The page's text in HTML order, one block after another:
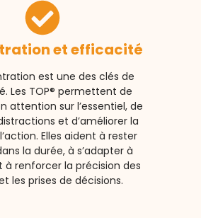
et efficacité
est une des clés de
Les TOP® permettent de
attention sur l’essentiel, de
et d’améliorer la
Elles aident à rester
la durée, à s’adapter à
à renforcer la précision des
les prises de décisions.